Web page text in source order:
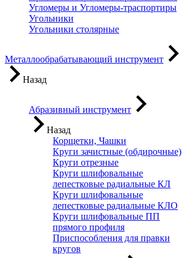
Угломеры и Угломеры-траспортиры
Угольники
Угольники столярные
Металлообрабатывающий инструмент
Назад
Абразивный инструмент
Назад
Корщетки, Чашки
Круги зачистные (обдирочные)
Круги отрезные
Круги шлифовальные
лепестковые радиальные КЛ
Круги шлифовальные
лепестковые радиальные КЛО
Круги шлифовальные ПП
прямого профиля
Приспособления для правки
кругов